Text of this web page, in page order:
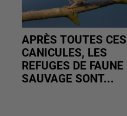
APRÈS TOUTES CES
CANICULES, LES
REFUGES DE FAUNE
SAUVAGE SONT...